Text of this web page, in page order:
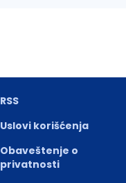
RSS
Uslovi korišćenja
Obaveštenje o
privatnosti